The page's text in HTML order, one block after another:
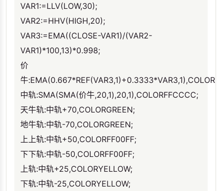
VAR1:=LLV(LOW,30);
VAR2:=HHV(HIGH,20);
VAR3:=EMA((CLOSE-VAR1)/(VAR2-
VAR1)*100,13)*0.998;
价
牛
中轨:SMA(SMA(价牛,20,1),20,1),COLORFFCCCC;
天牛轨:中轨+70,COLORGREEN;
地牛轨:中轨-70,COLORGREEN;
上上轨:中轨+50,COLORFF00FF;
下下轨:中轨-50,COLORFF00FF;
上轨:中轨+25,COLORYELLOW;
下轨:中轨-25,COLORYELLOW;